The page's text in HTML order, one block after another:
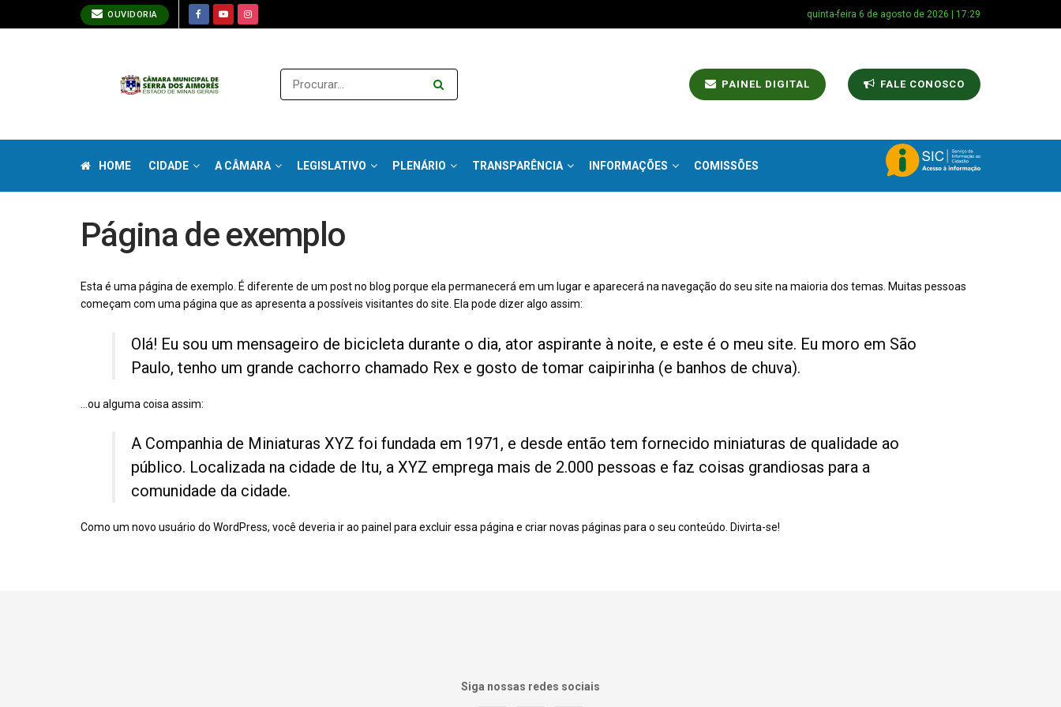
OUVIDORIA quinta-feira 6 de agosto de 2026 | 17:29
PAINEL DIGITAL FALE CONOSCO
HOME CIDADE A CÂMARA LEGISLATIVO PLENÁRIO TRANSPARÊNCIA INFORMAÇÕES COMISSÕES
Página de exemplo
Esta é uma página de exemplo. É diferente de um post no blog porque ela permanecerá em um lugar e aparecerá na navegação do seu site na maioria dos temas. Muitas pessoas
começam com uma página que as apresenta a possíveis visitantes do site. Ela pode dizer algo assim:
Olá! Eu sou um mensageiro de bicicleta durante o dia, ator aspirante à noite, e este é o meu site. Eu moro em São
Paulo, tenho um grande cachorro chamado Rex e gosto de tomar caipirinha (e banhos de chuva).
…ou alguma coisa assim:
A Companhia de Miniaturas XYZ foi fundada em 1971, e desde então tem fornecido miniaturas de qualidade ao
público. Localizada na cidade de Itu, a XYZ emprega mais de 2.000 pessoas e faz coisas grandiosas para a
comunidade da cidade.
Como um novo usuário do WordPress, você deveria ir ao painel para excluir essa página e criar novas páginas para o seu conteúdo. Divirta-se!
Siga nossas redes sociais